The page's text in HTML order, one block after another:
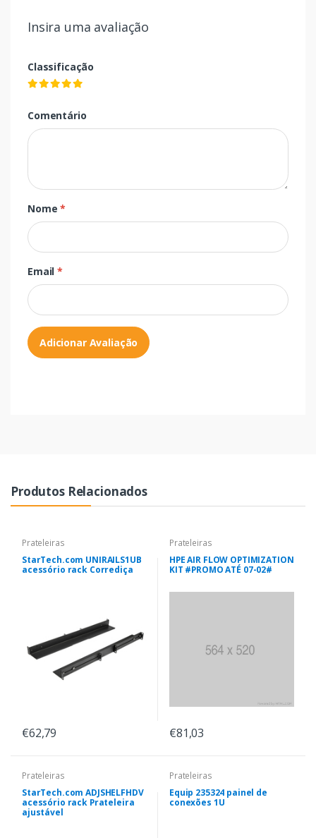
Insira uma avaliação
Classificação
Comentário
Nome*
Email*
Adicionar Avaliação
Produtos Relacionados
Prateleiras
StarTech.com UNIRAILS1UB
acessório rack Corrediça
€62,79
Prateleiras
HPE AIR FLOW OPTIMIZATION
KIT #PROMO ATÉ 07-02#
€81,03
Prateleiras
StarTech.com ADJSHELFHDV
acessório rack Prateleira
ajustável
Prateleiras
Equip 235324 painel de
conexões 1U